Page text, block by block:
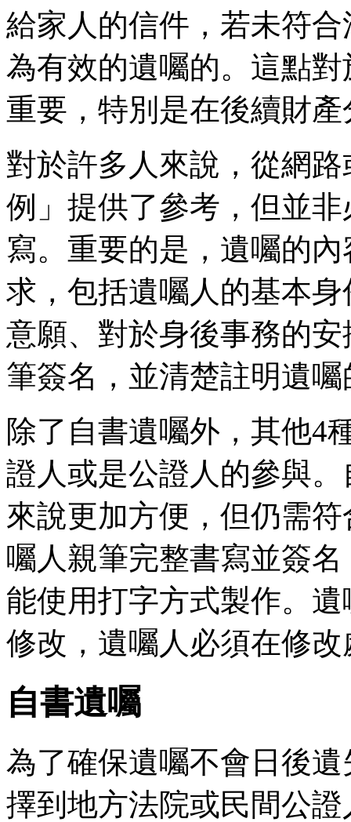
給家人的信件，若未符
為有效的遺囑的。這點
重要，特別是在後續財
對於許多人來說，從網
例」提供了參考，但並
寫。重要的是，遺囑的
求，包括遺囑人的基本
意願、對於身後事務的
筆簽名，並清楚註明遺
除了自書遺囑外，其他4
證人或是公證人的參與
來說更加方便，但仍需
囑人親筆完整書寫並簽
能使用打字方式製作。
修改，遺囑人必須在修
自書遺囑
為了確保遺囑不會日後
擇到地方法院或民間公